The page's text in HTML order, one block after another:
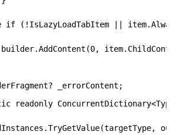
if (!IsLazyLoadTabItem ||
readonly ConcurrentDictionary<Type,
out